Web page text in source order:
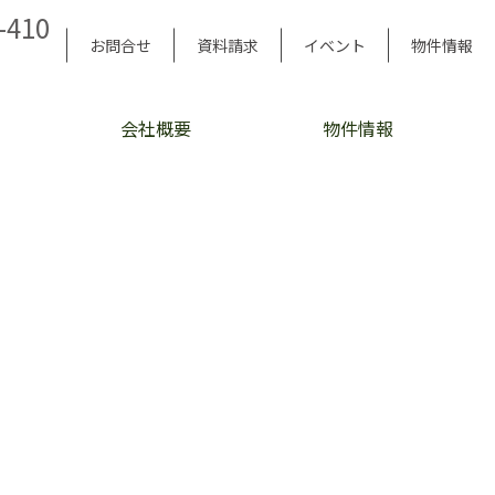
お問合せ 資料請求 イベント 物件情報
会社概要 物件情報